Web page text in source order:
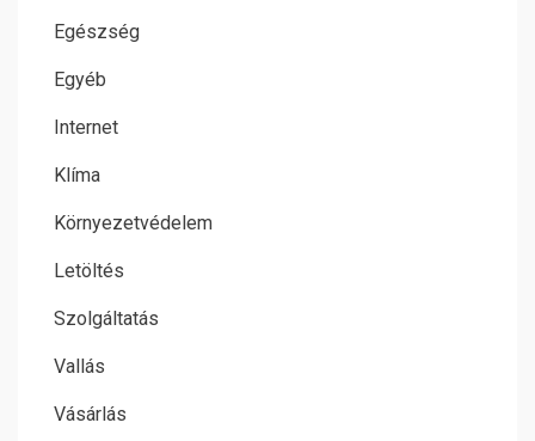
Egészség
Egyéb
Internet
Klíma
Környezetvédelem
Letöltés
Szolgáltatás
Vallás
Vásárlás